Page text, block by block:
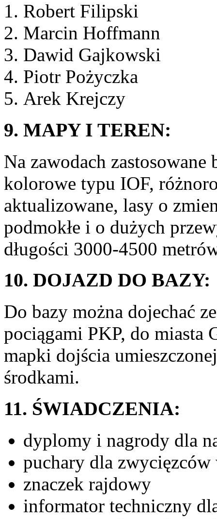
Robert Filipski
Marcin Hoffmann
Dawid Gajkowski
Piotr Pożyczka
Arek Krejczy
9. MAPY I TEREN:
Na zawodach zastosowane
kolorowe typu IOF,
aktualizowane, lasy o
podmokłe i o dużych
długości 3000-4500
10. DOJAZD DO BAZY:
Do bazy można dojechać
pociągami PKP, do miasta
mapki dojścia
środkami.
11. ŚWIADCZENIA:
dyplomy i nagrody dla
puchary dla
znaczek rajdowy
informator techniczny